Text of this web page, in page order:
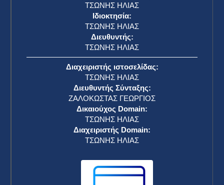
ΤΣΩΝΗΣ ΗΛΙΑΣ
Ιδιοκτησία:
ΤΣΩΝΗΣ ΗΛΙΑΣ
Διευθυντής:
ΤΣΩΝΗΣ ΗΛΙΑΣ
Διαχειριστής ιστοσελίδας:
ΤΣΩΝΗΣ ΗΛΙΑΣ
Διευθυντής Σύνταξης:
ΖΑΛΟΚΩΣΤΑΣ ΓΕΩΡΓΙΟΣ
Δικαιούχος Domain:
ΤΣΩΝΗΣ ΗΛΙΑΣ
Διαχειριστής Domain:
ΤΣΩΝΗΣ ΗΛΙΑΣ